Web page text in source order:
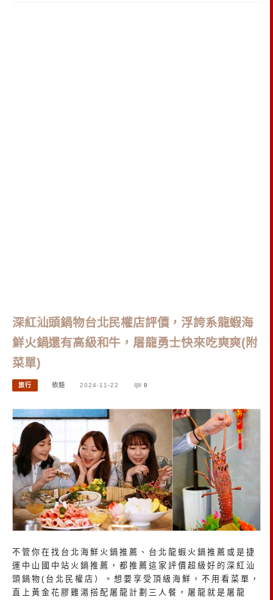
深紅汕頭鍋物台北民權店評價，浮誇系龍蝦海
鮮火鍋還有高級和牛，屠龍勇士快來吃爽爽(附
菜單)
旅行 依娃 2024-11-22 0
不管你在找台北海鮮火鍋推薦、台北龍蝦火鍋推薦或是捷
運中山國中站火鍋推薦，都推薦這家評價超級好的深紅汕
頭鍋物(台北民權店）。想要享受頂級海鮮，不用看菜單，
直上黃金花膠雞湯搭配屠龍計劃三人餐，屠龍就是屠龍